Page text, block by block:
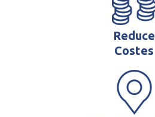
Reduce
Costes